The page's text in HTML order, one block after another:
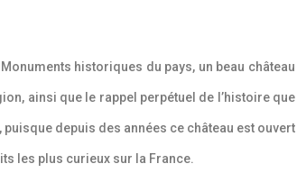
historiques du pays, un beau château
ainsi que le rappel perpétuel de l’histoire que
depuis des années ce château est ouvert
les plus curieux sur la France.